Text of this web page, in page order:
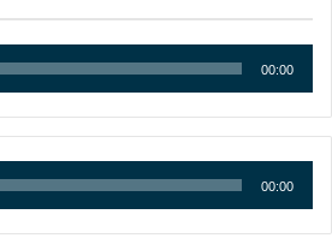
00:00
00:00